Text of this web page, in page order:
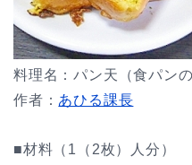
料理名：パン天（食パン
作者： あひる課長
■材料（1（2枚）人分）